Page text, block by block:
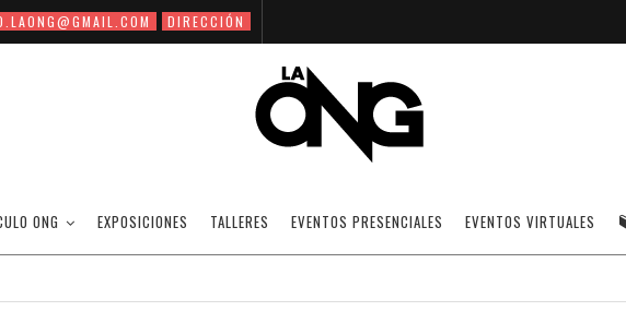
DIRECCIÓN
ONG EXPOSICIONES TALLERES EVENTOS PRESENCIALES EVENTOS VIRTUALES
ENSAYO NO BINARIO / ANA MIRABAL.
15/03/2021 LA CELDA HERMOSA / ANA MIRABAL OFF